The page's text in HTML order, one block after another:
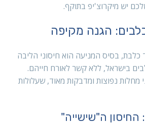
יש מיקרוצ'יפ בתוקף.
הגנה מקיפה
כלבת, בסיס המניעה הוא חיסוני הליבה
בישראל, ללא קשר לאורח חייהם.
מחלות נפוצות ומדבקות מאוד, שעלולות
החיסון ה"שישייה"